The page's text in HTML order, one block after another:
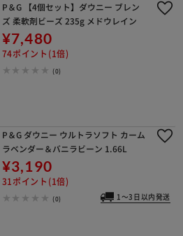
P＆G 【4個セット】ダウニー ブレン
ズ 柔軟剤ビーズ 235g メドウレイン
¥7,480
74ポイント(1倍)
(0)
P＆G ダウニー ウルトラソフト カーム
ラベンダー＆バニラビーン 1.66L
¥3,190
31ポイント(1倍)
(0) 1～3日以内発送